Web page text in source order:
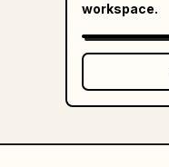
workspace.